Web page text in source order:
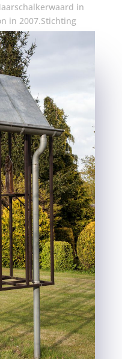
in
in 2007.Stichting
Venray heeft dit